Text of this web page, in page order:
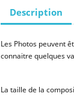
Description
Les Photos peuvent
connaitre quelques
La taille de la